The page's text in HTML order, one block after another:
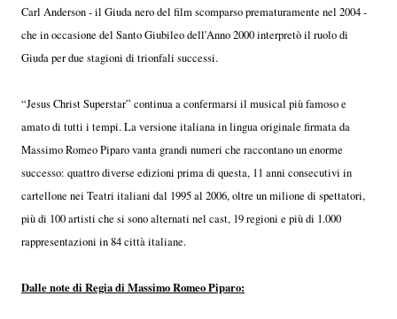
Carl Anderson - il Giuda nero del film scomparso prematuramente nel 2004 -
che in occasione del Santo Giubileo dell'Anno 2000 interpretò il ruolo di
Giuda per due stagioni di trionfali successi.
“Jesus Christ Superstar” continua a confermarsi il musical più famoso e
amato di tutti i tempi. La versione italiana in lingua originale firmata da
Massimo Romeo Piparo vanta grandi numeri che raccontano un enorme
successo: quattro diverse edizioni prima di questa, 11 anni consecutivi in
cartellone nei Teatri italiani dal 1995 al 2006, oltre un milione di spettatori,
più di 100 artisti che si sono alternati nel cast, 19 regioni e più di 1.000
rappresentazioni in 84 città italiane.
Dalle note di Regia di Massimo Romeo Piparo: